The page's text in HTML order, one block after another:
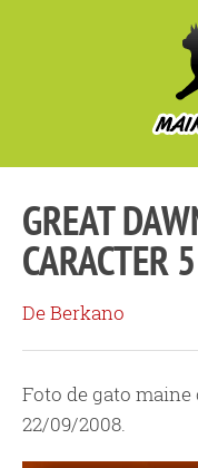
GREAT
CARACTER
De Berkano
Foto de gato maine
22/09/2008.